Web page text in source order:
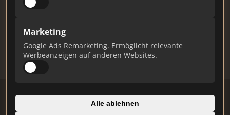
Marketing
Google Ads Remarketing. Ermöglicht relevante
Werbeanzeigen auf anderen Websites.
Alle ablehnen
Verifizieren Sie Ihr Profil, bearbeiten Sie Ihre
Updates.
Profil beanspruchen